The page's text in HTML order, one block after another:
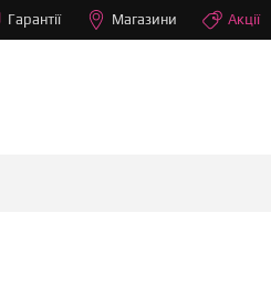
Гарантії Магазини Акції